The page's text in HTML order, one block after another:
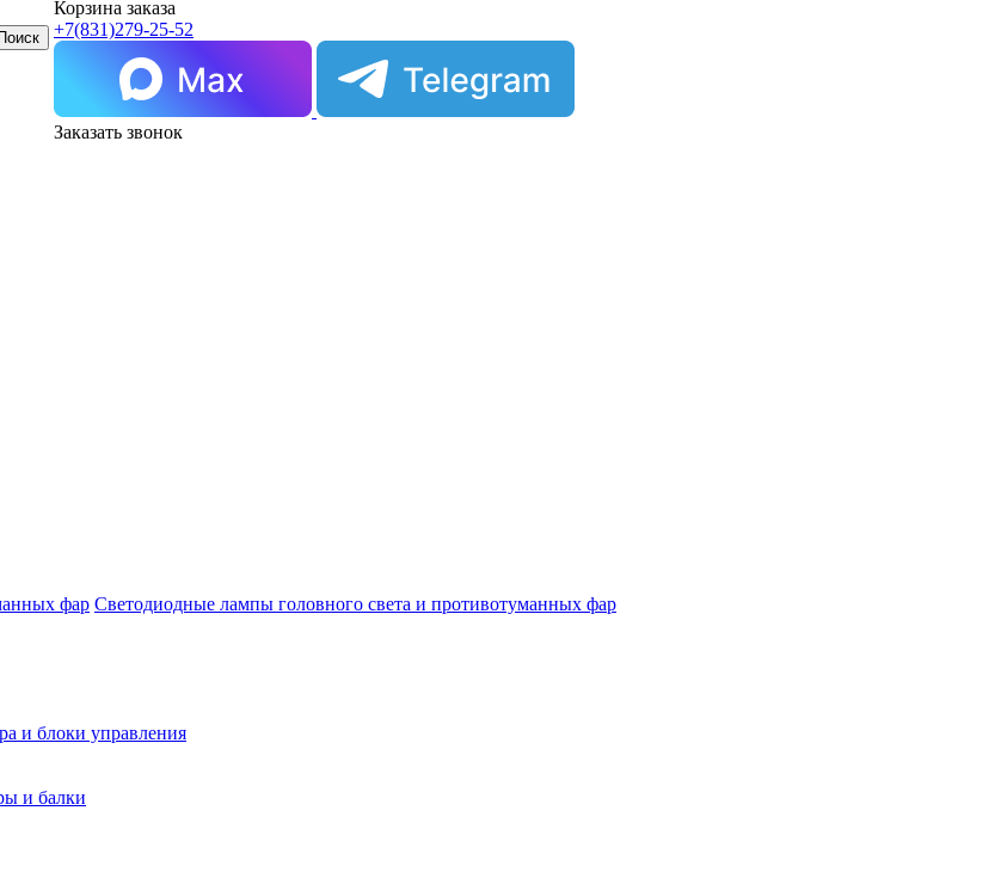
Корзина заказа
+7(831)279-25-52
Заказать звонок
Светодиодные лампы головного света и противотуманных фар
и блоки управления
и балки